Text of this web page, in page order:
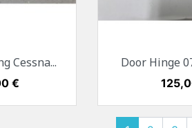
Cessna...
€

Door Hinge
Preis